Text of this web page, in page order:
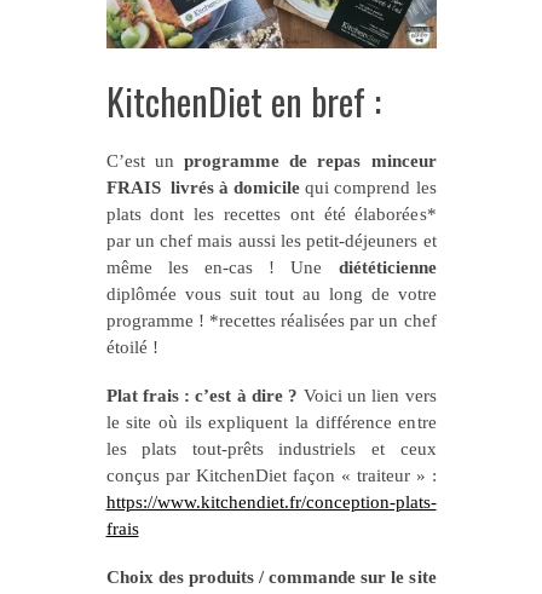
KitchenDiet en bref :
C’est un programme de repas minceur
FRAIS livrés à domicile qui comprend les
plats dont les recettes ont été élaborées*
par un chef mais aussi les petit-déjeuners et
même les en-cas ! Une diététicienne
diplômée vous suit tout au long de votre
programme ! *recettes réalisées par un chef
étoilé !
Plat frais : c’est à dire ? Voici un lien vers
le site où ils expliquent la différence entre
les plats tout-prêts industriels et ceux
conçus par KitchenDiet façon « traiteur » :
https://www.kitchendiet.fr/conception-plats-
frais
Choix des produits / commande sur le site